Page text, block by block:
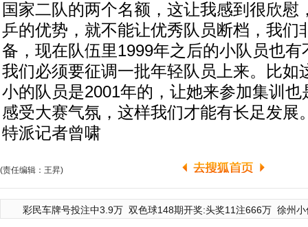
国家二队的两个名额，这让我感到很欣慰
乒的优势，就不能让优秀队员断档，我们
备，现在队伍里1999年之后的小队员也
我们必须要征调一批年轻队员上来。比如
小的队员是2001年的，让她来参加集训
感受大赛气氛，这样我们才能有长足发展
特派记者曾啸
(责任编辑：王昇)
彩民车牌号投注中3.9万 双色球148期开奖:头奖11注666万 徐州